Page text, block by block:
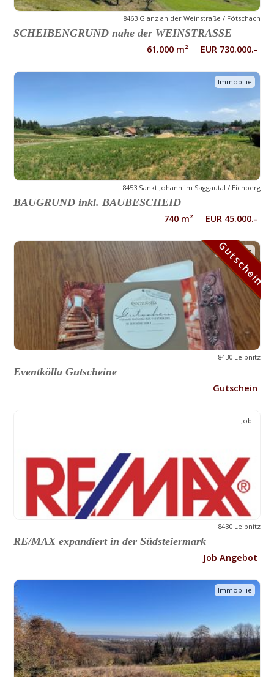
8463 Glanz an der Weinstraße / Fötschach
SCHEIBENGRUND nahe der WEINSTRASSE
61.000 m² EUR 730.000.-
Immobilie
8453 Sankt Johann im Saggautal / Eichberg
BAUGRUND inkl. BAUBESCHEID
740 m² EUR 45.000.-
Gutschein
8430 Leibnitz
Eventkölla Gutscheine
Gutschein
Gutschein
Job
8430 Leibnitz
RE/MAX expandiert in der Südsteiermark
Job Angebot
Immobilie